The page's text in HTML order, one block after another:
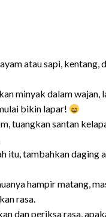
atau sapi, kentang,
minyak dalam
bikin lapar!
tuangkan santan
itu, tambahkan daging
hampir matang,
rasa.
dan periksa rasa,